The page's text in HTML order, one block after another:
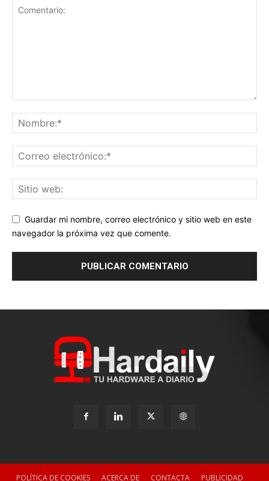
Guardar mi nombre, correo electrónico y sitio web en este
navegador la próxima vez que comente.
POLÍTICA DE COOKIES ACERCA DE CONTACTA PUBLICIDAD